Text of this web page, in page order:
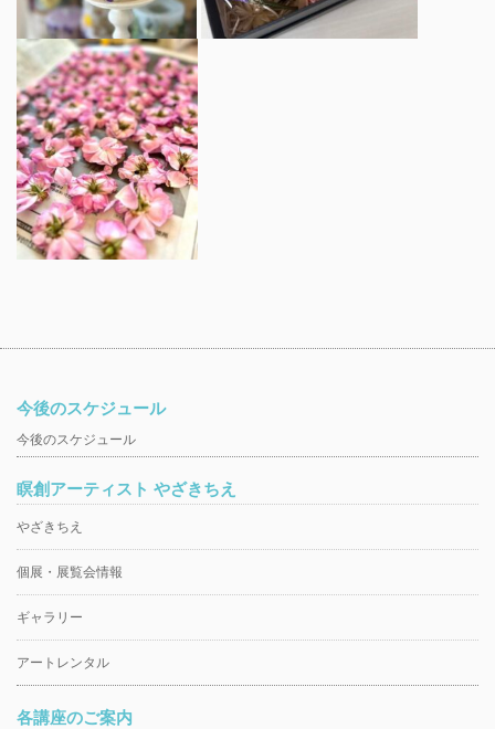
今後のスケジュール
今後のスケジュール
瞑創アーティスト やざきちえ
やざきちえ
個展・展覧会情報
ギャラリー
アートレンタル
各講座のご案内